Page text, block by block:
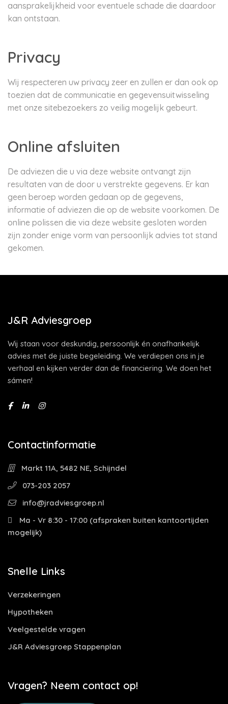
aansprakelijkheid voor eventuele schade die daardoor
kan ontstaan.
Privacy
Wij respecteren uw privacy zeer en zullen er dan ook op
toezien dat de communicatie en gegevensuitwisseling
met onze sitebezoekers zo veilig mogelijk gebeurt.
Online afsluiten
De adviezen die u via deze website ontvangt zijn
resultaten van de door u verstrekte gegevens. Er kan
geen beroep worden gedaan op de gegevens,
informatie of adviezen die op de website voorkomen. De
online polissen die via deze website gesloten worden
zijn zonder enige vorm van persoonlijk advies tot stand
gekomen.
J&R Adviesgroep
Wij staan voor deskundig, persoonlijk én onafhankelijk
advies met de juiste begeleiding. We verdiepen ons in je
verhaal en kijken verder dan de financiering. We doen het
sámen!
Contactinformatie
Markt 11A, 5482 NE, Schijndel
073-203 2057
info@jradviesgroep.nl
Ma - Vr 8:30 - 17:00 (afspraken buiten kantoortijden
mogelijk)
Snelle Links
Verzekeringen
Hypotheken
Veelgestelde vragen
J&R Adviesgroep Stappenplan
Vragen? Neem contact op!